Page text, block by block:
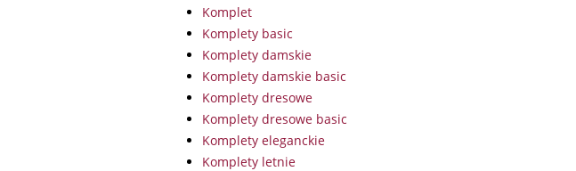
Komplet
Komplety basic
Komplety damskie
Komplety damskie basic
Komplety dresowe
Komplety dresowe basic
Komplety eleganckie
Komplety letnie